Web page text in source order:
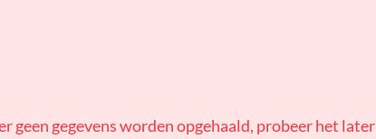
geen gegevens worden opgehaald, probeer het later